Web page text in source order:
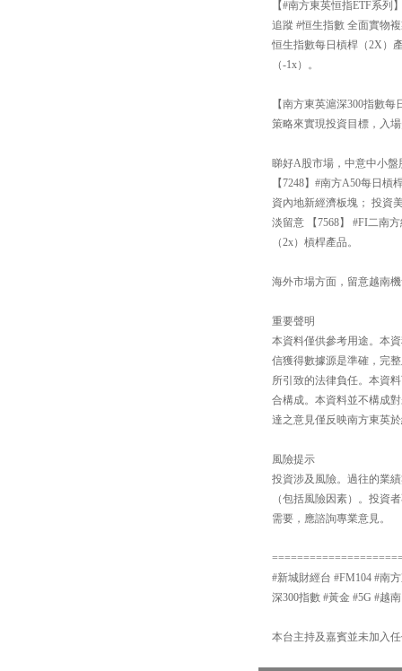
【#南方東英恒指ETF系列
追蹤 #恒生指數 全面實物
恒生指數每日槓桿（2X）
（-1x）。
【南方東英滬深300指數
策略來實現投資目標，入
睇好A股市場，中意中小盤
【7248】#南方A50每日
資內地新經濟板塊； 投資
淡留意 【7568】 #FI二南
（2x）槓桿產品。
海外市場方面，留意越南
重要聲明
本資料僅供參考用途。本
信獲得數據源是準確，完
所引致的法律負任。本資
合構成。本資料並不構成
達之意見僅反映南方東英
風險提示
投資涉及風險。過往的業
（包括風險因素）。投資
需要，應諮詢專業意見。
#新城財經台 #FM104 #南
深300指數 #黃金 #5G #越南
本台主持及嘉賓並未加入